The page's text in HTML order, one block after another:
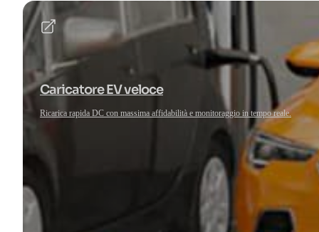
Caricatore EV veloce
Ricarica rapida DC con massima affidabilità e monitoraggio in tempo reale.